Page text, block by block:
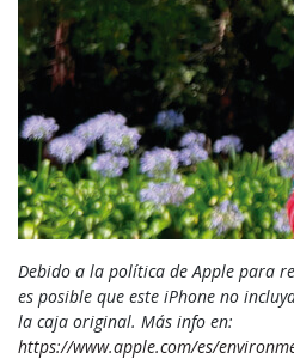
Debido a la política de Apple para
es posible que este iPhone no
la caja original. Más info en:
https://www.apple.com/es/